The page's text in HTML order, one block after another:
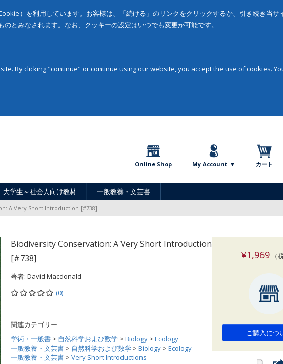
）を利用しています。お客様は、「続ける」のリンクをクリックするか、引き続き当サ
とみなされます。なお、クッキーの設定はいつでも変更が可能です。
By clicking "continue" or continue using our website, you accept the use of cookies.
Online Shop My Account カート
大学生～社会人向け教材 一般教養・文芸書
A Very Short Introduction [#738]
Biodiversity Conservation: A Very Short Introduction
[#738]
著者: David Macdonald
(0)
関連カテゴリー
学術・一般書 > 自然科学および数学 > Biology > Ecology
一般教養・文芸書 > 自然科学および数学 > Biology > Ecology
一般教養・文芸書 > Very Short Introductions
¥1,969（
ご購入につ